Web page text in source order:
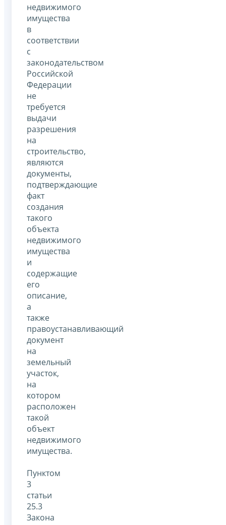
недвижимого
имущества
в
соответствии
с
законодательством
Российской
Федерации
не
требуется
выдачи
разрешения
на
строительство,
являются
документы,
подтверждающие
факт
создания
такого
объекта
недвижимого
имущества
и
содержащие
его
описание,
а
также
правоустанавливающий
документ
на
земельный
участок,
на
котором
расположен
такой
объект
недвижимого
имущества.
Пунктом
3
статьи
25.3
Закона